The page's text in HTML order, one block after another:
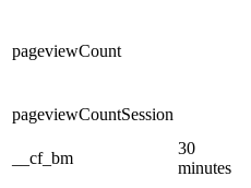
pageviewCount
pageviewCountSession
__cf_bm
30
minutes